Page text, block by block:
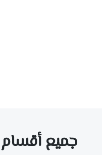
جميع أقسام